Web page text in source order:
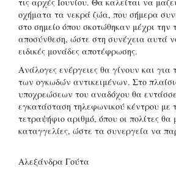
οχήματα τα νεκρά ζώα, που σήμερα
στο σημείο όπου σκοτώθηκαν μέχρι την
αποσύνθεση, ώστε στη συνέχεια αυτά
ειδικές μονάδες αποτέφρωσης.
Ανάλογες ενέργειες θα γίνουν και
των ογκωδών αντικειμένων. Στο
υποχρεώσεων του αναδόχου θα
εγκατάσταση τηλεφωνικού κέντρου με
τετραψήφιο αριθμό, όπου οι πολίτες
καταγγελίες, ώστε τα συνεργεία να
Αλεξάνδρα Γούτα